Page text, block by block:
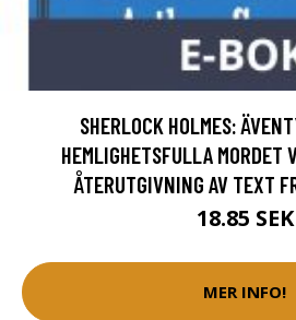
SHERLOCK HOLMES:
HEMLIGHETSFULLA MORDET
ÅTERUTGIVNING AV TEXT
18.85 SEK
MER INFO!